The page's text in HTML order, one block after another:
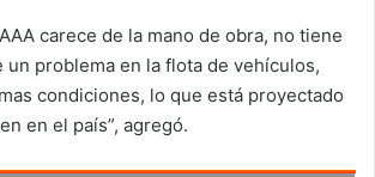
carece de la mano de obra, no tiene
un problema en la flota de vehículos,
condiciones, lo que está proyectado
en el país”, agregó.